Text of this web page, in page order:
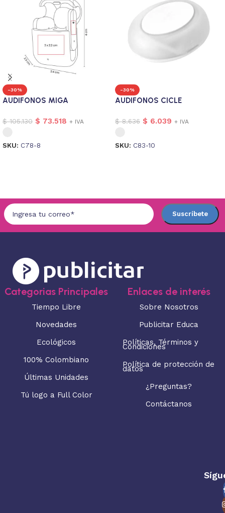
-30%
AUDIFONOS MIGA
$105.130 $ 73.518 + IVA
SKU: C78-8
-30%
AUDIFONOS CICLE
$8.636 $ 6.039 + IVA
SKU: C83-10
Categorias Principales
Tiempo Libre
Novedades
Ecológicos
100% Colombiano
Últimas Unidades
Tú logo a Full Color
Enlaces de interés
Sobre Nosotros
Publicitar Educa
Políticas, Términos y
Condiciones
Política de protección de
datos
¿Preguntas?
Contáctanos